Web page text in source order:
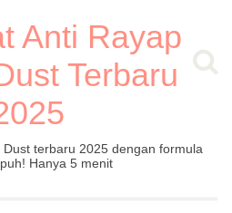
Anti Rayap
Terbaru
terbaru 2025 dengan formula
Hanya 5 menit